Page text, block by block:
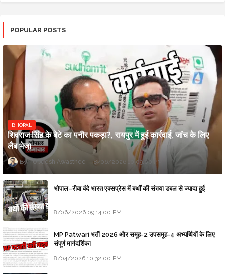
POPULAR POSTS
BHOPAL
शिवराज सिंह के बेटे का पनीर पकड़ा?, रायपुर में हुई कार्रवाई, जांच के लिए
लैब भेजा
Updesh Awasthee 8/06/2026 10:09:00 PM
भोपाल–रीवा वंदे भारत एक्सप्रेस में बर्थों की संख्या डबल से ज्यादा हुई
8/06/2026 09:14:00 PM
MP Patwari भर्ती 2026 और समूह-2 उपसमूह-4 अभ्यर्थियों के लिए
संपूर्ण मार्गदर्शिका
8/04/2026 10:32:00 PM